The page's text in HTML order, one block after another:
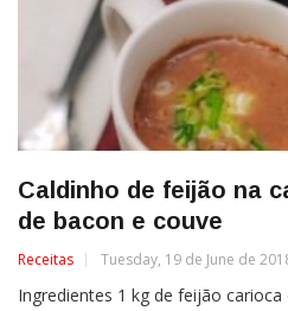
Caldinho de feijão na
de bacon e couve
Receitas Tuesday, 19 de June de
Ingredientes 1 kg de feijão